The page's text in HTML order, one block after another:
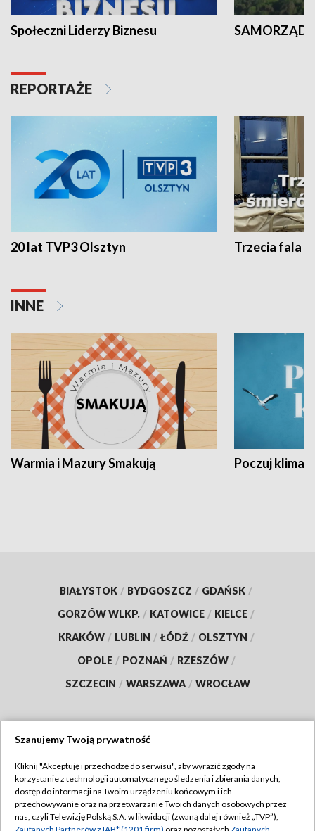
Społeczni Liderzy Biznesu SAMORZĄD
REPORTAŻE
20 lat TVP3 Olsztyn Trzecia fala -
INNE
Warmia i Mazury Smakują Poczuj klimat
BIAŁYSTOK / BYDGOSZCZ / GDAŃSK /
GORZÓW WLKP. / KATOWICE / KIELCE /
KRAKÓW / LUBLIN / ŁÓDŹ / OLSZTYN /
OPOLE / POZNAŃ / RZESZÓW /
SZCZECIN / WARSZAWA / WROCŁAW
TVP
Abonament TVP
Emisja w TVP
Regulamin TVP
Szanujemy Twoją prywatność
Kliknij "Akceptuję i przechodzę do serwisu", aby wyrazić zgody na
korzystanie z technologii automatycznego śledzenia i zbierania danych,
dostęp do informacji na Twoim urządzeniu końcowym i ich
przechowywanie oraz na przetwarzanie Twoich danych osobowych przez
nas, czyli Telewizję Polską S.A. w likwidacji (zwaną dalej również „TVP”),